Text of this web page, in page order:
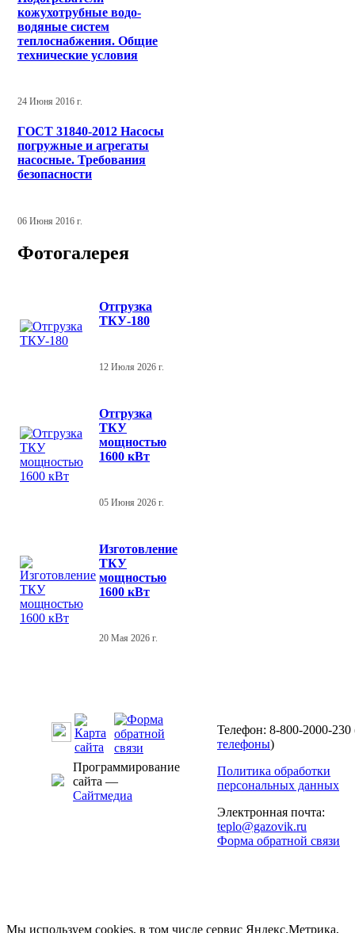
кожухотрубные водо-
водяные систем
теплоснабжения. Общие
технические условия
24 Июня 2016 г.
ГОСТ 31840-2012 Насосы
погружные и агрегаты
насосные. Требования
безопасности
06 Июня 2016 г.
Фотогалерея
Отгрузка
ТКУ-180
12 Июля 2026 г.
Отгрузка
ТКУ
мощностью
1600 кВт
05 Июня 2026 г.
Изготовление
ТКУ
мощностью
1600 кВт
20 Мая 2026 г.
Программирование
сайта —
Сайтмедиа
Телефон: 8-800-2000-230
телефоны)
Политика обработки
персональных данных
Электронная почта:
teplo@gazovik.ru
Форма обратной связи
Мы используем cookies, в том числе сервис Яндекс.Метрика,